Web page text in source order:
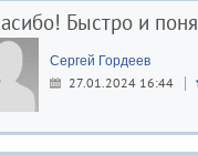
Быстро и
Сергей Гордеев
27.01.2024 16:44